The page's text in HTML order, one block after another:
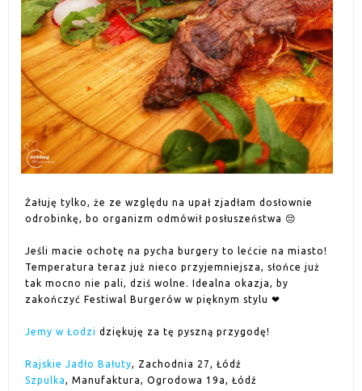
Żałuję tylko, że ze względu na upał zjadłam dosłownie
odrobinkę, bo organizm odmówił posłuszeństwa 😔
Jeśli macie ochotę na pycha burgery to lećcie na miasto!
Temperatura teraz już nieco przyjemniejsza, słońce już
tak mocno nie pali, dziś wolne. Idealna okazja, by
zakończyć Festiwal Burgerów w pięknym stylu ❤
Jemy w Łodzi dziękuję za tę pyszną przygodę!
Rajskie Jadło Bałuty , Zachodnia 27, Łódź
Szpulka
, Manufaktura, Ogrodowa 19a, Łódź